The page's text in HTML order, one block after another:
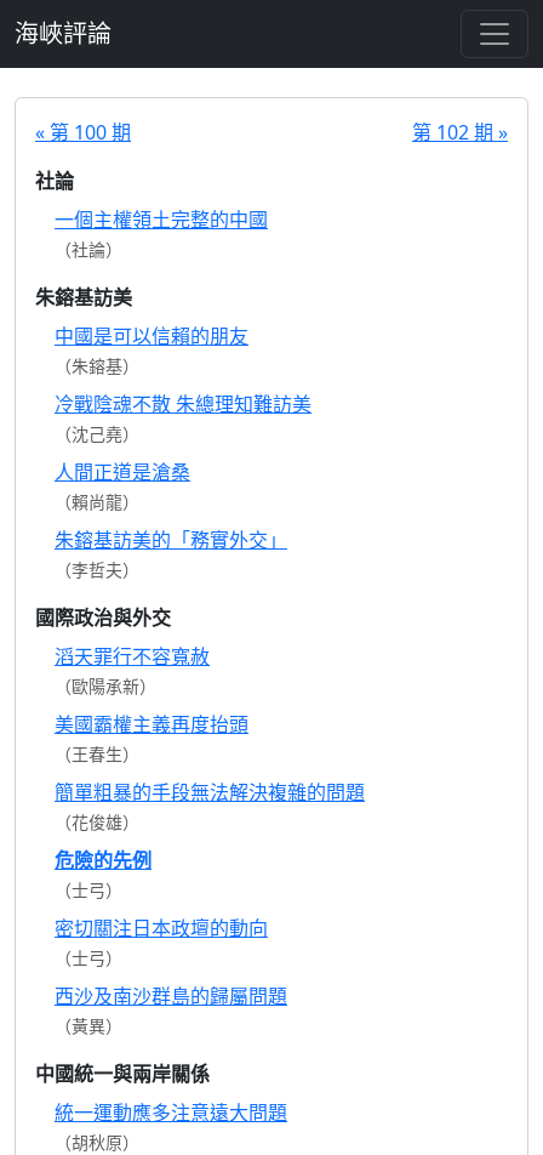
海峽評論
« 第 100 期
第 102 期 »
社論
一個主權領土完整的中國
（社論）
朱鎔基訪美
中國是可以信賴的朋友
（朱鎔基）
冷戰陰魂不散 朱總理知難訪美
（沈己堯）
人間正道是滄桑
（賴尚龍）
朱鎔基訪美的「務實外交」
（李哲夫）
國際政治與外交
滔天罪行不容寬赦
（歐陽承新）
美國霸權主義再度抬頭
（王春生）
簡單粗暴的手段無法解決複雜的問題
（花俊雄）
危險的先例
（士弓）
密切關注日本政壇的動向
（士弓）
西沙及南沙群島的歸屬問題
（黃異）
中國統一與兩岸關係
統一運動應多注意遠大問題
（胡秋原）